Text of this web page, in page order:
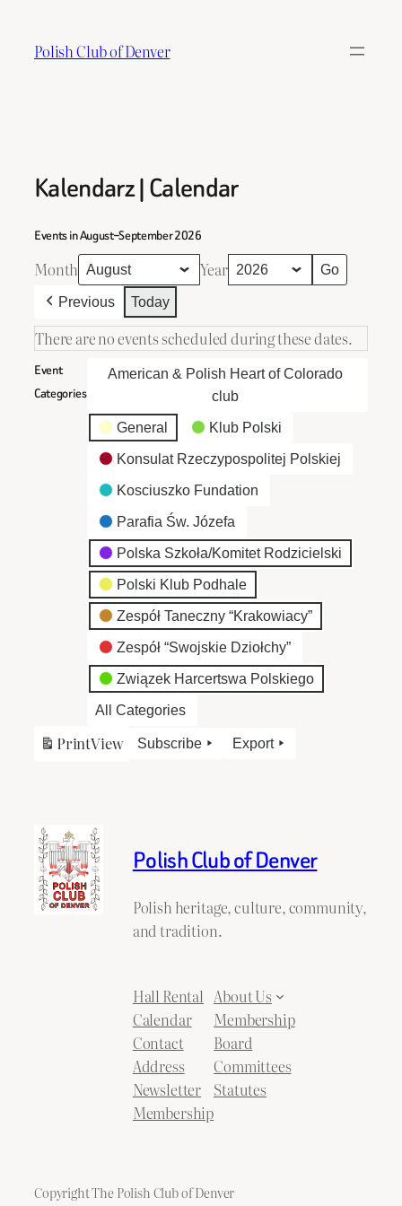
content
Polish Club of Denver
Kalendarz | Calendar
Events in August–September 2026
Month Year
Previous Today
There are no events scheduled during these dates.
Event
Categories
American & Polish Heart of Colorado
club
General Klub Polski
Konsulat Rzeczypospolitej Polskiej
Kosciuszko Fundation
Parafia Św. Józefa
Polska Szkoła/Komitet Rodzicielski
Polski Klub Podhale
Zespół Taneczny “Krakowiacy”
Zespół “Swojskie Dziołchy”
Związek Harcertswa Polskiego
All Categories
PrintView Subscribe Export
Polish Club of Denver
Polish heritage, culture, community,
and tradition.
Hall Rental
Calendar
Contact
Address
Newsletter
Membership
About Us
Membership
Board
Committees
Statutes
Copyright The Polish Club of Denver